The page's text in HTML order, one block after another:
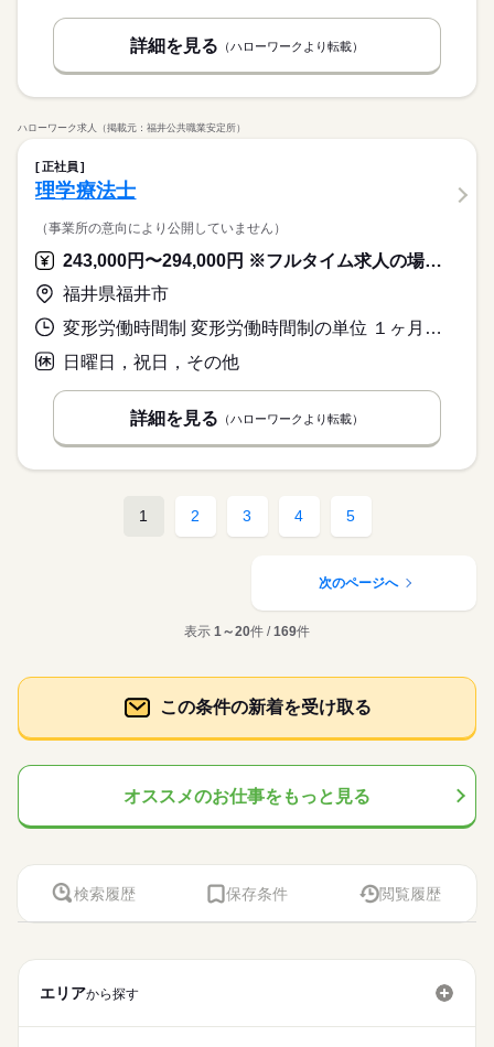
詳細を見る （ハローワークより転載）
ハローワーク求人（掲載元：福井公共職業安定所）
正社員
理学療法士
（事業所の意向により公開していません）
243,000円〜294,000円 ※フルタイム求人の場合は月額（換算額）、パート求人の場合は時間額を表示しています。
福井県福井市
変形労働時間制 変形労働時間制の単位 １ヶ月単位 就業時間１ 9時00分〜18時00分 就業時間２ 9時00分〜18時30分 就業時間３ 9時00分〜12時30分 就業時間に関する特記事項 ※求人に関する特記事項参照
日曜日，祝日，その他
詳細を見る （ハローワークより転載）
1 2 3 4 5
次のページへ
表示 1～20件 /169件
この条件の新着を受け取る
オススメのお仕事をもっと見る
検索履歴 保存条件 閲覧履歴
エリアから探す